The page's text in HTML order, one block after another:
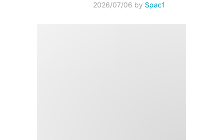
2026/07/06 by Spac1